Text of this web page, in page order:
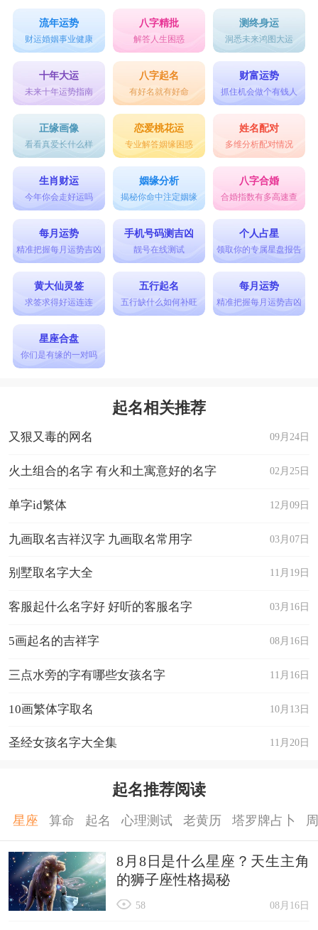
流年运势
财运婚姻事业健康
八字精批
解答人生困惑
测终身运
洞悉未来鸿图大运
十年大运
未来十年运势指南
八字起名
有好名就有好命
财富运势
抓住机会做个有钱人
正缘画像
看看真爱长什么样
恋爱桃花运
专业解答姻缘困惑
姓名配对
多维分析配对情况
生肖财运
今年你会走好运吗
姻缘分析
揭秘你命中注定姻缘
八字合婚
合婚指数有多高速查
每月运势
精准把握每月运势吉凶
手机号码测吉凶
靓号在线测试
个人占星
领取你的专属星盘报告
黄大仙灵签
求签求得好运连连
五行起名
五行缺什么如何补旺
每月运势
精准把握每月运势吉凶
星座合盘
你们是有缘的一对吗
起名相关推荐
09月24日
又狠又毒的网名
02月25日
火土组合的名字 有火和土寓意好的名字
12月09日
单字id繁体
03月07日
九画取名吉祥汉字 九画取名常用字
11月19日
别墅取名字大全
03月16日
客服起什么名字好 好听的客服名字
08月16日
5画起名的吉祥字
11月16日
三点水旁的字有哪些女孩名字
10月13日
10画繁体字取名
11月20日
圣经女孩名字大全集
起名推荐阅读
星座 算命 起名 心理测试 老黄历 塔罗牌占卜
8月8日是什么星座？天生主角
的狮子座性格揭秘
08月16日
58